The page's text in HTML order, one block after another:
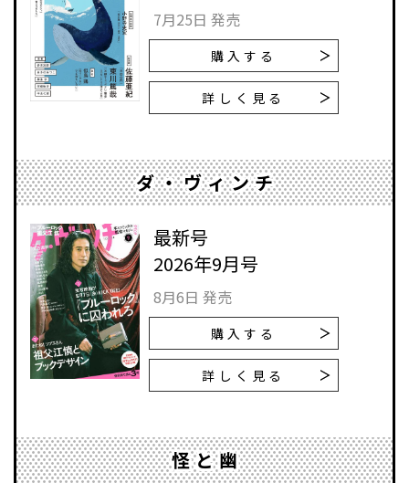
7月25日 発売
購入する
詳しく見る
ダ・ヴィンチ
最新号
2026年9月号
8月6日 発売
購入する
詳しく見る
怪と幽